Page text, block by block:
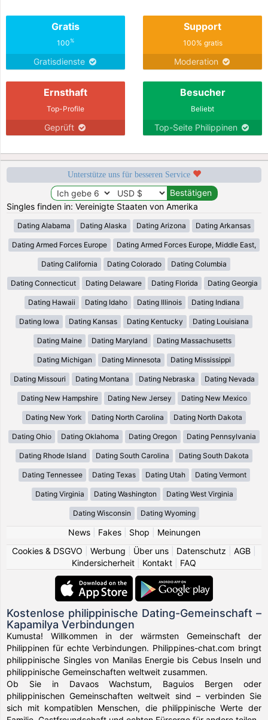
Gratis
100%
Gratisdienste
Support
100% gratis
Moderation
Ernsthaft
Top-Profile
Geprüft
Besucher
Beliebt
Top-Seite Philippinen
Unterstütze uns für besseren Service
Singles finden in: Vereinigte Staaten von Amerika
Dating Alabama Dating Alaska Dating Arizona Dating Arkansas
Dating Armed Forces Europe Dating Armed Forces Europe, Middle East,
Dating California Dating Colorado Dating Columbia
Dating Connecticut Dating Delaware Dating Florida Dating Georgia
Dating Hawaii Dating Idaho Dating Illinois Dating Indiana
Dating Iowa Dating Kansas Dating Kentucky Dating Louisiana
Dating Maine Dating Maryland Dating Massachusetts
Dating Michigan Dating Minnesota Dating Mississippi
Dating Missouri Dating Montana Dating Nebraska Dating Nevada
Dating New Hampshire Dating New Jersey Dating New Mexico
Dating New York Dating North Carolina Dating North Dakota
Dating Ohio Dating Oklahoma Dating Oregon Dating Pennsylvania
Dating Rhode Island Dating South Carolina Dating South Dakota
Dating Tennessee Dating Texas Dating Utah Dating Vermont
Dating Virginia Dating Washington Dating West Virginia
Dating Wisconsin Dating Wyoming
News| Fakes| Shop
Meinungen
Cookies & DSGVO
Werbung Über uns Datenschutz AGB
Kindersicherheit
Kontakt FAQ
Kostenlose philippinische Dating-Gemeinschaft –
Kapamilya Verbindungen
Kumusta! Willkommen in der wärmsten Gemeinschaft der
Philippinen für echte Verbindungen. Philippines-chat.com bringt
philippinische Singles von Manilas Energie bis Cebus Inseln und
philippinische Gemeinschaften weltweit zusammen.
Ob Sie in Davaos Wachstum, Baguios Bergen oder
philippinischen Gemeinschaften weltweit sind – verbinden Sie
sich mit kompatiblen Menschen, die philippinische Werte der